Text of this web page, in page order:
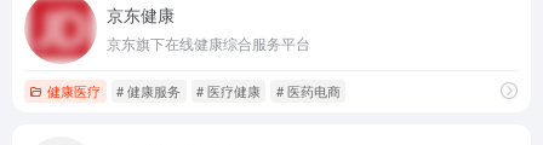
京东健康
京东旗下在线健康综合服务平台
健康医疗 # 健康服务 # 医疗健康 # 医药电商